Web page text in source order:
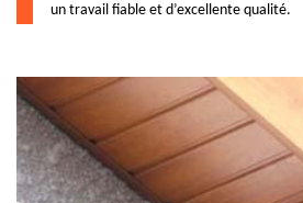
un travail fiable et d’excellente qualité.